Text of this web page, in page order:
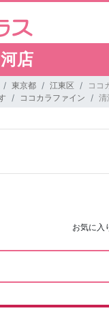
店
東京都 江東区
ココ
ココカラファイン 清
お気に入